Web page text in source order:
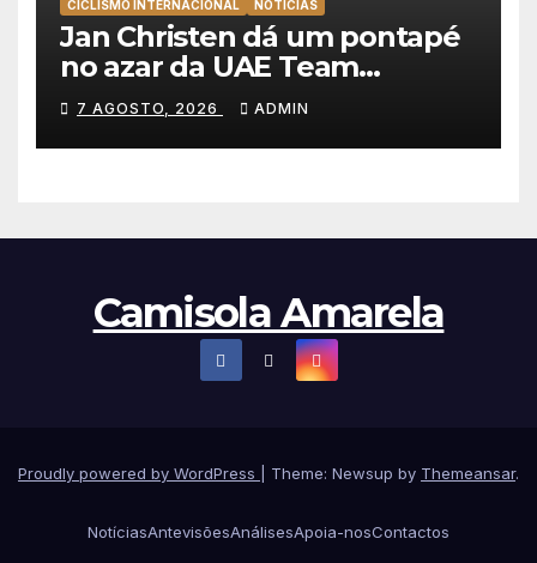
CICLISMO INTERNACIONAL NOTÍCIAS
Jan Christen dá um pontapé
no azar da UAE Team
Emirates e vence na Volta a
Polónia
7 AGOSTO, 2026 ADMIN
Camisola Amarela
Proudly powered by WordPress Theme: Newsup by Themeansar.
NotíciasAntevisõesAnálisesApoia-nosContactos